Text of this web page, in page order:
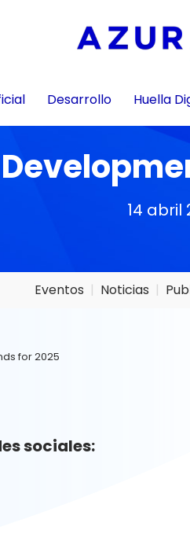
Desarrollo Huella
14 abril
Eventos Noticias
for 2025
sociales: